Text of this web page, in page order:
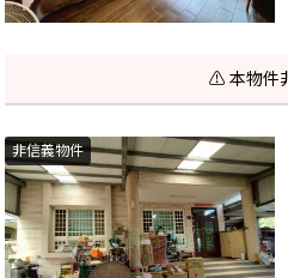
⚠️ 本物件
非信義物件